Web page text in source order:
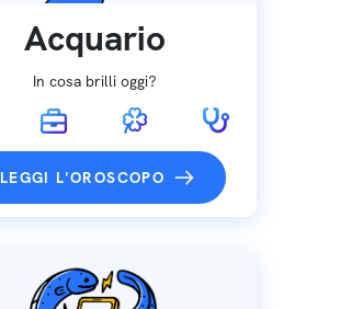
Acquario
In cosa brilli oggi?
LEGGI L'OROSCOPO